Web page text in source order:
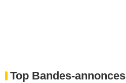
Top Bandes-annonces